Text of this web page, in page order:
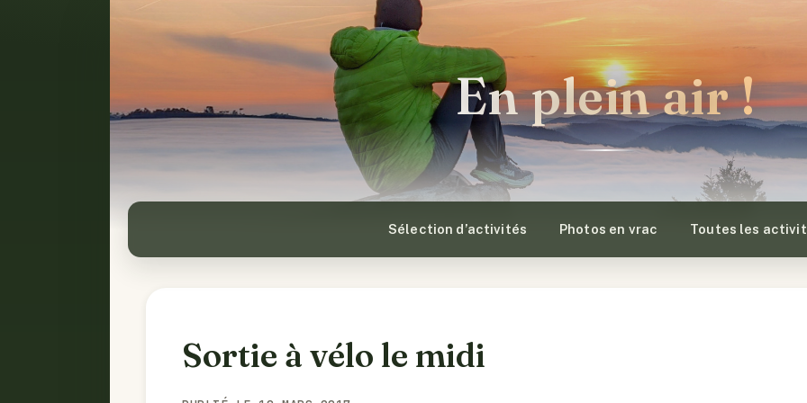
En plein air !
Sélection d’activités Photos en vrac Toutes les
Sortie à vélo le midi